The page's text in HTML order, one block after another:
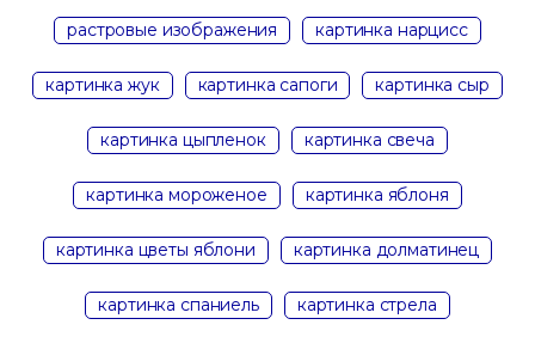
растровые изображения картинка нарцисс
картинка жук картинка сапоги картинка сыр
картинка цыпленок картинка свеча
картинка мороженое картинка яблоня
картинка цветы яблони картинка долматинец
картинка спаниель картинка стрела